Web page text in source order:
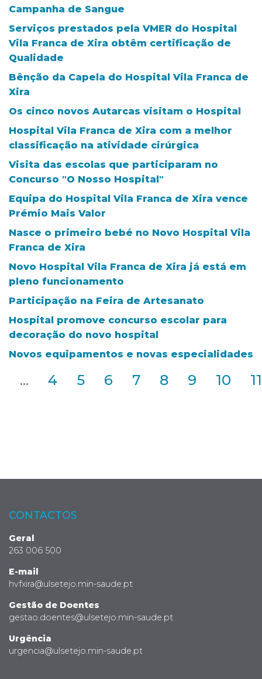
Campanha de Sangue
Serviços prestados pela VMER do Hospital
Vila Franca de Xira obtêm certificação de
Qualidade
Bênção da Capela do Hospital Vila Franca de
Xira
Os cinco novos Autarcas visitam o Hospital
Hospital Vila Franca de Xira com a melhor
classificação na atividade cirúrgica
Visita das escolas que participaram no
Concurso "O Nosso Hospital"
Equipa do Hospital Vila Franca de Xira vence
Prémio Mais Valor
Nasce o primeiro bebé no Novo Hospital Vila
Franca de Xira
Novo Hospital Vila Franca de Xira já está em
pleno funcionamento
Participação na Feira de Artesanato
Hospital promove concurso escolar para
decoração do novo hospital
Novos equipamentos e novas especialidades
... 4 5 6 7 8 9 10 11
CONTACTOS
Geral
263 006 500
E-mail
hvfxira@ulsetejo.min-saude.pt
Gestão de Doentes
gestao.doentes@ulsetejo.min-saude.pt
Urgência
urgencia@ulsetejo.min-saude.pt